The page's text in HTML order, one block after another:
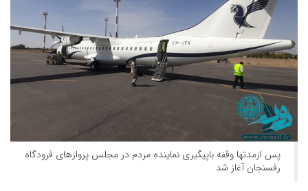
پس ازمدتها وقفه باپیگیری نماینده مردم در مجلس پروازهای فرودگاه
رفسنجان آغاز شد